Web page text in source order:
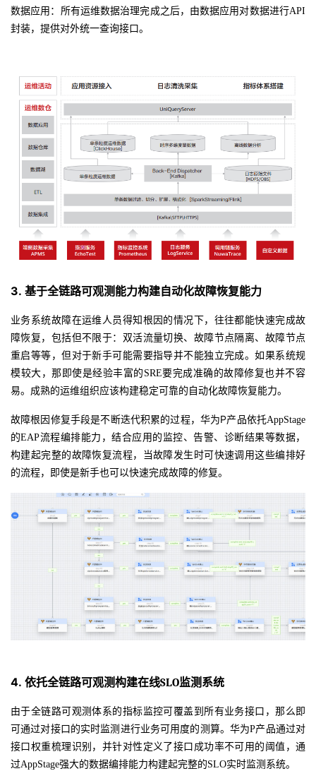
数据应用：所有运维数据治理完成之后，由数据应用对数据进行API
封装，提供对外统一查询接口。
3. 基于全链路可观测能力构建自动化故障恢复能力
业务系统故障在运维人员得知根因的情况下，往往都能快速完成故
障恢复，包括但不限于：双活流量切换、故障节点隔离、故障节点
重启等等，但对于新手可能需要指导并不能独立完成。如果系统规
模较大，那即使是经验丰富的 SRE要完成准确的故障修复也并不容
易。成熟的运维组织应该构建稳定可靠的自动化故障恢复能力。
故障根因修复手段是不断迭代积累的过程，华为P产品依托AppStage
的EAP流程编排能力，结合应用的监控、告警、诊断结果等数据，
构建起完整的故障恢复流程，当故障发生时可快速调用这些编排好
的流程，即使是新手也可以快速完成故障的修复。
4. 依托全链路可观测构建在线SLO监测系统
由于全链路可观测体系的指标监控可覆盖到所有业务接口，那么即
可通过对接口的实时监测进行业务可用度的测算。华为P产品通过对
接口权重梳理识别，并针对性定义了接口成功率不可用的阈值，通
过AppStage强大的数据编排能力构建起完整的SLO实时监测系统。